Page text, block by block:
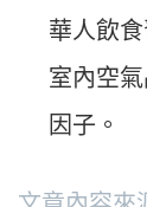
華人飲
室內空
因子。